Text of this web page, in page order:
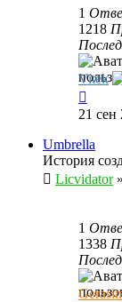
1
1218
Vitek
21 сен
Umbrella
История
Licvidator»
1
1338